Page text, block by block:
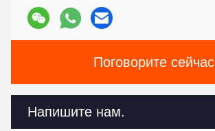
Поговорите сейчас
Напишите нам.